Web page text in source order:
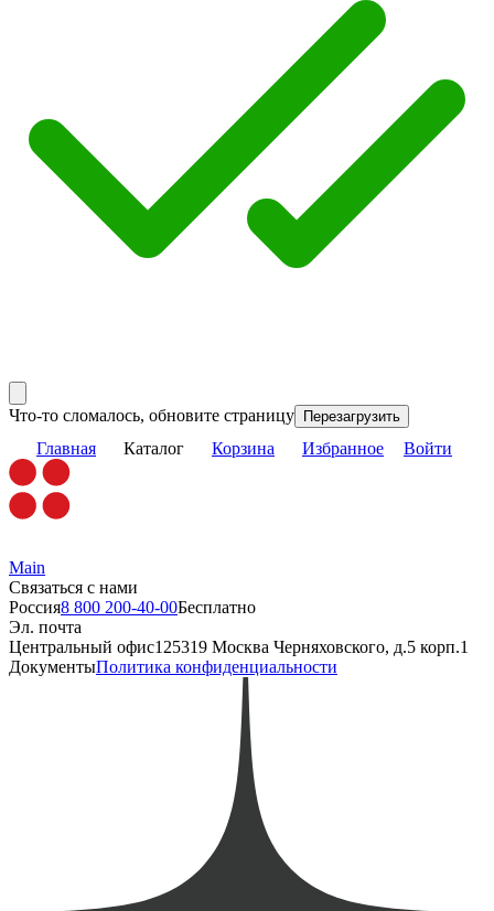
Что-то сломалось, обновите страницу Перезагрузить
Главная Каталог Корзина Избранное Войти
Main
Связаться с нами
Россия8 800 200-40-00Бесплатно
Эл. почта
Центральный офис125319 Москва Черняховского, д.5 корп.1
ДокументыПолитика конфиденциальности